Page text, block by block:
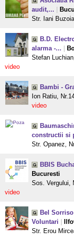
audit,...
Str. Iani
B.D.
alarma -...
Stefan
video
Bambi -
Ion Ratiu,
video
constructii si
Str. Opanez,
BBIS
Bucuresti
Sos. Vergului,
video
Bel
Voluntari
Str. Erou